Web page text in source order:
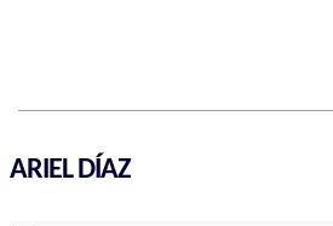
ARIEL DÍAZ